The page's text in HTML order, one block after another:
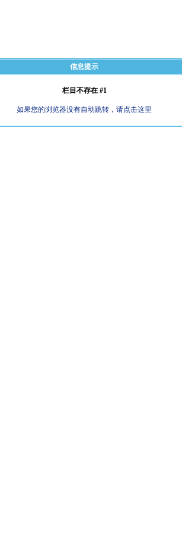
信息提示
栏目不存在 #1
如果您的浏览器没有自动跳转，请点击这里